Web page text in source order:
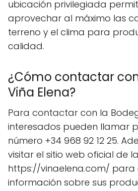
ubicación privilegiada
aprovechar al máximo las
terreno y el clima para
calidad.
¿Cómo contactar
Viña Elena?
Para contactar con la
interesados pueden llamar
número +34 968 92 12 25.
visitar el sitio web oficial de
https://vinaelena.com/ para
información sobre sus